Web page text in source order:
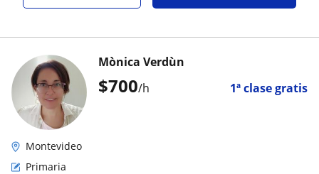
$700/h 1ª clase gratis
Mònica Verdùn
Montevideo
Primaria